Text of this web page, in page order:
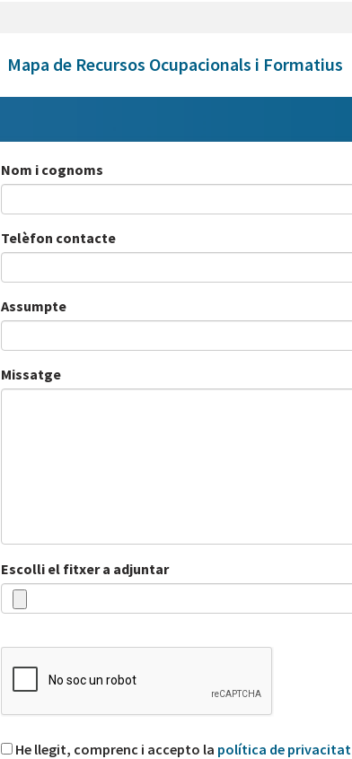
Mapa de Recursos Ocupacionals i Formatius
Nom i cognoms
Telèfon contacte
Assumpte
Missatge
Escolli el fitxer a adjuntar
He llegit, comprenc i accepto la política de privacitat